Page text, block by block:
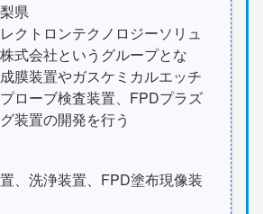
県
クトロンテクノロジーソリュ
式会社というグループとな
膜装置やガスケミカルエッチ
ローブ検査装置、FPDプラズ
装置の開発を行う
、洗浄装置、FPD塗布現像装